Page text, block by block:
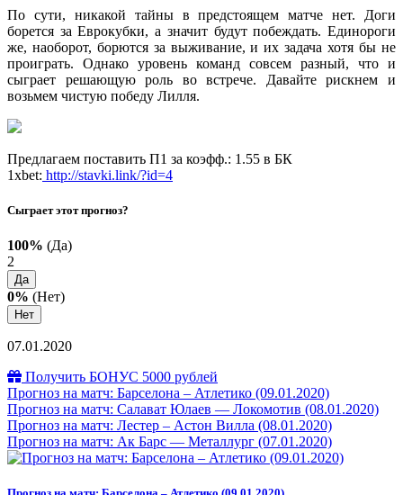
По сути, никакой тайны в предстоящем матче нет. Доги
борется за Еврокубки, а значит будут побеждать. Единороги
же, наоборот, борются за выживание, и их задача хотя бы не
проиграть. Однако уровень команд совсем разный, что и
сыграет решающую роль во встрече. Давайте рискнем и
возьмем чистую победу Лилля.
Предлагаем поставить П1 за коэфф.: 1.55 в БК
1xbet: http://stavki.link/?id=4
Сыграет этот прогноз?
100% (Да)
2
Да
0% (Нет)
Нет
07.01.2020
Получить БОНУС 5000 рублей
Прогноз на матч: Барселона – Атлетико (09.01.2020)
Прогноз на матч: Салават Юлаев — Локомотив (08.01.2020)
Прогноз на матч: Лестер – Астон Вилла (08.01.2020)
Прогноз на матч: Ак Барс — Металлург (07.01.2020)